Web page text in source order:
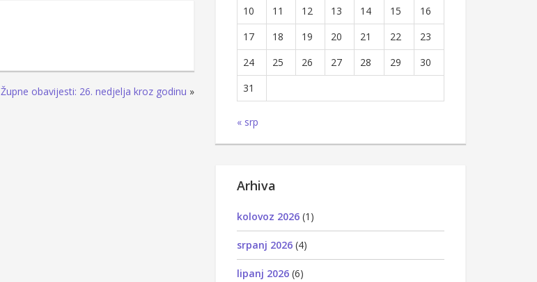
Župne obavijesti: 26. nedjelja kroz godinu »
10
11 12 13 14 15
16
17
18 19 20 21 22
23
24
25 26 27 28 29
30
31
« srp
Arhiva
kolovoz 2026 (1)
srpanj 2026 (4)
lipanj 2026 (6)